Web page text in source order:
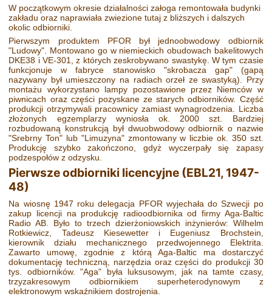
W początkowym okresie działalności załoga remontowała budynki
zakładu oraz naprawiała zwiezione tutaj z bliższych i dalszych
okolic odbiorniki.
Pierwszym produktem PFOR był jednoobwodowy odbiornik
"Ludowy". Montowano go w niemieckich obudowach bakelitowych
DKE38 i VE-301, z których zeskrobywano swastykę. W tym czasie
funkcjonuje w fabryce stanowisko "skrobacza gap" (gapą
nazywany był umieszczony na radiach orzeł ze swastyką). Przy
montażu wykorzystano lampy pozostawione przez Niemców w
piwnicach oraz części pozyskane ze starych odbiorników. Część
produkcji otrzymywali pracownicy zamiast wynagrodzenia. Liczba
złożonych egzemplarzy wyniosła ok. 2000 szt. Bardziej
rozbudowaną konstrukcją był dwuobwodowy odbiornik o nazwie
"Srebrny Ton" lub "Limuzyna" zmontowany w liczbie ok. 350 szt.
Produkcję szybko zakończono, gdyż wyczerpały się zapasy
podzespołów z odzysku.
Pierwsze odbiorniki licencyjne (EBL21, 1947-
48)
Na wiosnę 1947 roku delegacja PFOR wyjechała do Szwecji po
zakup licencji na produkcję radioodbiornika od firmy Aga-Baltic
Radio AB. Było to trzech dzierżoniowskich inżynierów: Wilhelm
Rotkiewicz, Tadeusz Kiesewetter i Eugeniusz Brochstein,
kierownik działu mechanicznego przedwojennego Elektrita.
Zawarto umowę, zgodnie z którą Aga-Baltic ma dostarczyć
dokumentację techniczną, narzędzia oraz części do produkcji 30
tys. odbiorników. "Aga" była luksusowym, jak na tamte czasy,
trzyzakresowym odbiornikiem superheterodynowym z
elektronowym wskaźnikiem dostrojenia.